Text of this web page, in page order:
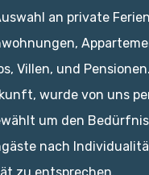
an private
Villen, und
wurde von uns
um den
nach